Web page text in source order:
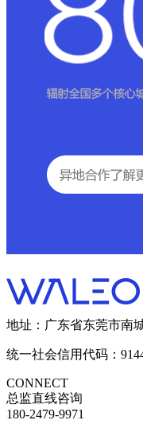
地址：广东省东莞市南
统一社会信用代码：
CONNECT
总监直线咨询
180-2479-9971